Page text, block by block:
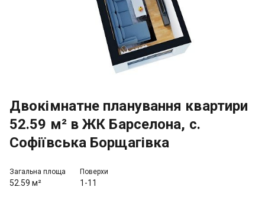
Двокімнатне планування квартири
52.59 м² в ЖК Барселона, с.
Софіївська Борщагівка
Загальна площа
52.59 м²
Поверхи
1-11